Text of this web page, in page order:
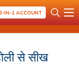
IN-1 ACCOUNT
से सीख